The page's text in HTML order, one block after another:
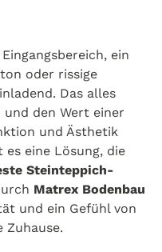
ein
oder rissige
Das alles
den Wert einer
und Ästhetik
eine Lösung, die
Steinteppich-
Matrex Bodenbau
und ein Gefühl von
Zuhause.